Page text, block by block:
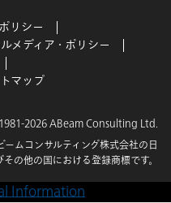
リシー
メディア・ポリシー
マップ
2026 ABeam Consulting Ltd.
ムコンサルティング株式会社の日
の他の国における登録商標です。
Information